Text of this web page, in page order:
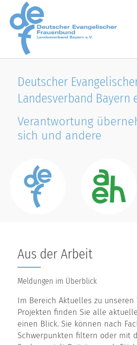
Skip to main content
Deutscher
Landesverband Bayern
Verantwortung
sich und andere
Aus der Arbeit
Meldungen im Überblick
Im Bereich Aktuelles zu unseren
Projekten finden Sie alle
einen Blick. Sie können nach
Schwerpunkten filtern oder mit